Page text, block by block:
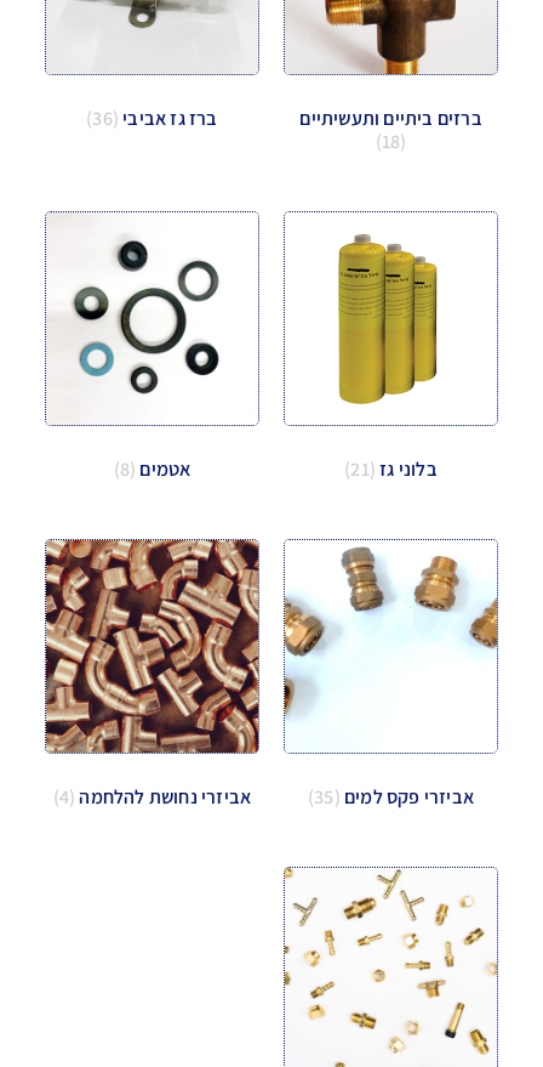
ברזים ביתיים ותעשיתיים
(18)
ברז גז אביבי (36)
בלוני גז(21) אטמים (8)
אביזרי פקס למים (35) אביזרי נחושת להלחמה(4)